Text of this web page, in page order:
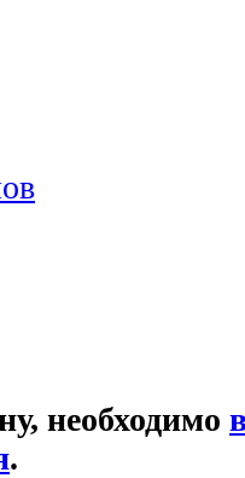
необходимо
.